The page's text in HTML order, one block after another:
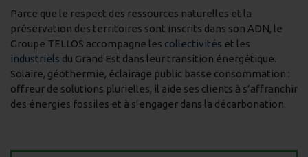
Parce que le respect des ressources naturelles et la
préservation des territoires sont inscrits dans son ADN, le
Groupe TELLOS accompagne les collectivités et les
industriels du Grand Est dans leur transition énergétique.
Solaire, géothermie, éclairage public basse consommation :
offreur de solutions plurielles, il aide ses clients à s’affranchir
des énergies fossiles et à s’engager dans la décarbonation.